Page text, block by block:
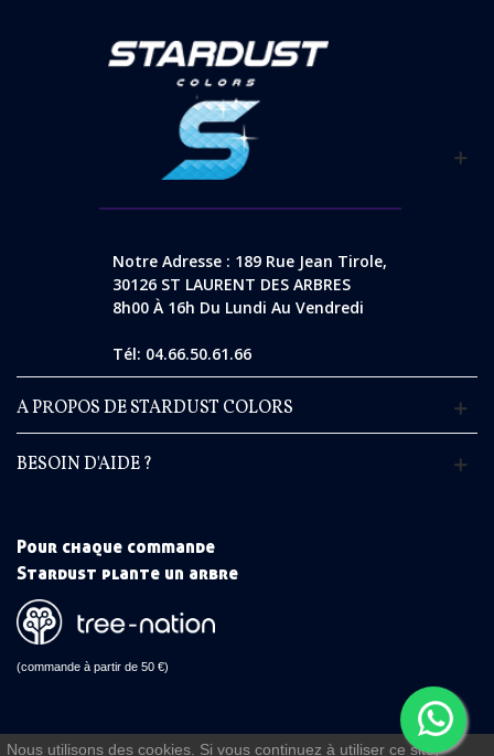
Notre Adresse : 189 Rue Jean Tirole,
30126 ST LAURENT DES ARBRES
8h00 À 16h Du Lundi Au Vendredi
Tél: 04.66.50.61.66
A PROPOS DE STARDUST COLORS
BESOIN D'AIDE ?
Pour chaque commande
Stardust plante un arbre
(commande à partir de 50 €)
Nous utilisons des cookies. Si vous continuez à utiliser ce site,